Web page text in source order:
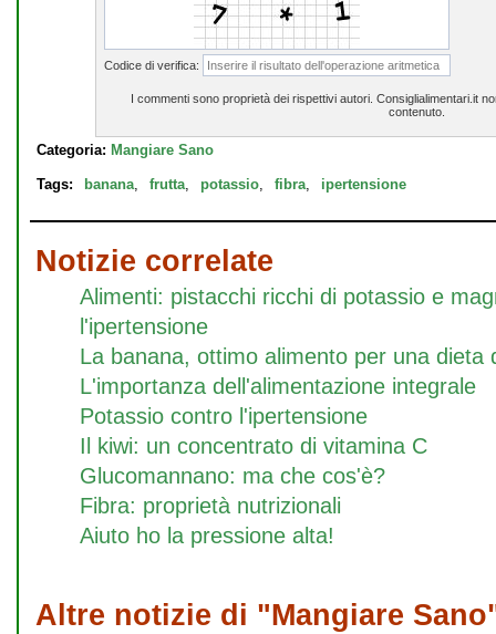
Codice di verifica:
I commenti sono proprietà dei rispettivi autori. Consiglialimentari.it
contenuto.
Categoria: Mangiare Sano
Tags: banana, frutta, potassio, fibra, ipertensione
Notizie correlate
Alimenti: pistacchi ricchi di potassio e
l'ipertensione
La banana, ottimo alimento per una dieta
L'importanza dell'alimentazione integrale
Potassio contro l'ipertensione
Il kiwi: un concentrato di vitamina C
Glucomannano: ma che cos'è?
Fibra: proprietà nutrizionali
Aiuto ho la pressione alta!
Altre notizie di "Mangiare